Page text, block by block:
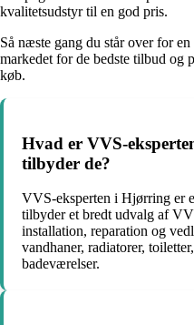
kvalitetsudstyr til en god pris.
Så næste gang du står over for
markedet for de bedste tilbud og
køb.
Hvad er VVS-
tilbyder de?
VVS-eksperten i Hjørring er
tilbyder et bredt udvalg af
installation, reparation og
vandhaner, radiatorer,
badeværelser.